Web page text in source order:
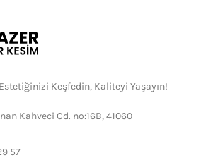
Keşfedin, Kaliteyi Yaşayın!
Kahveci Cd. no:16B, 41060
57